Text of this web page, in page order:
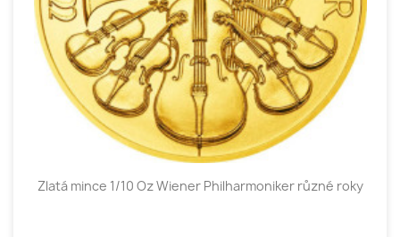
Zlatá mince 1/10 Oz Wiener Philharmoniker různé roky